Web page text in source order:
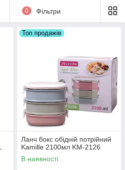
0 Фільтри
Топ продажів
Ланч бокс обідній потрійний
Kamille 2100мл KM-2126
В наявності